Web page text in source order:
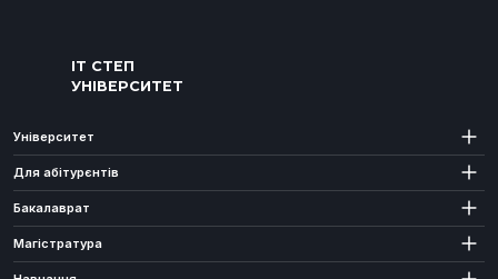
ІТ СТЕП
УНІВЕРСИТЕТ
Університет
Для абітурєнтів
Бакалаврат
Магістратура